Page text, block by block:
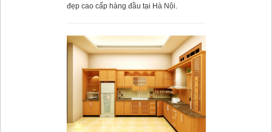
đẹp cao cấp hàng đầu tại Hà Nội.